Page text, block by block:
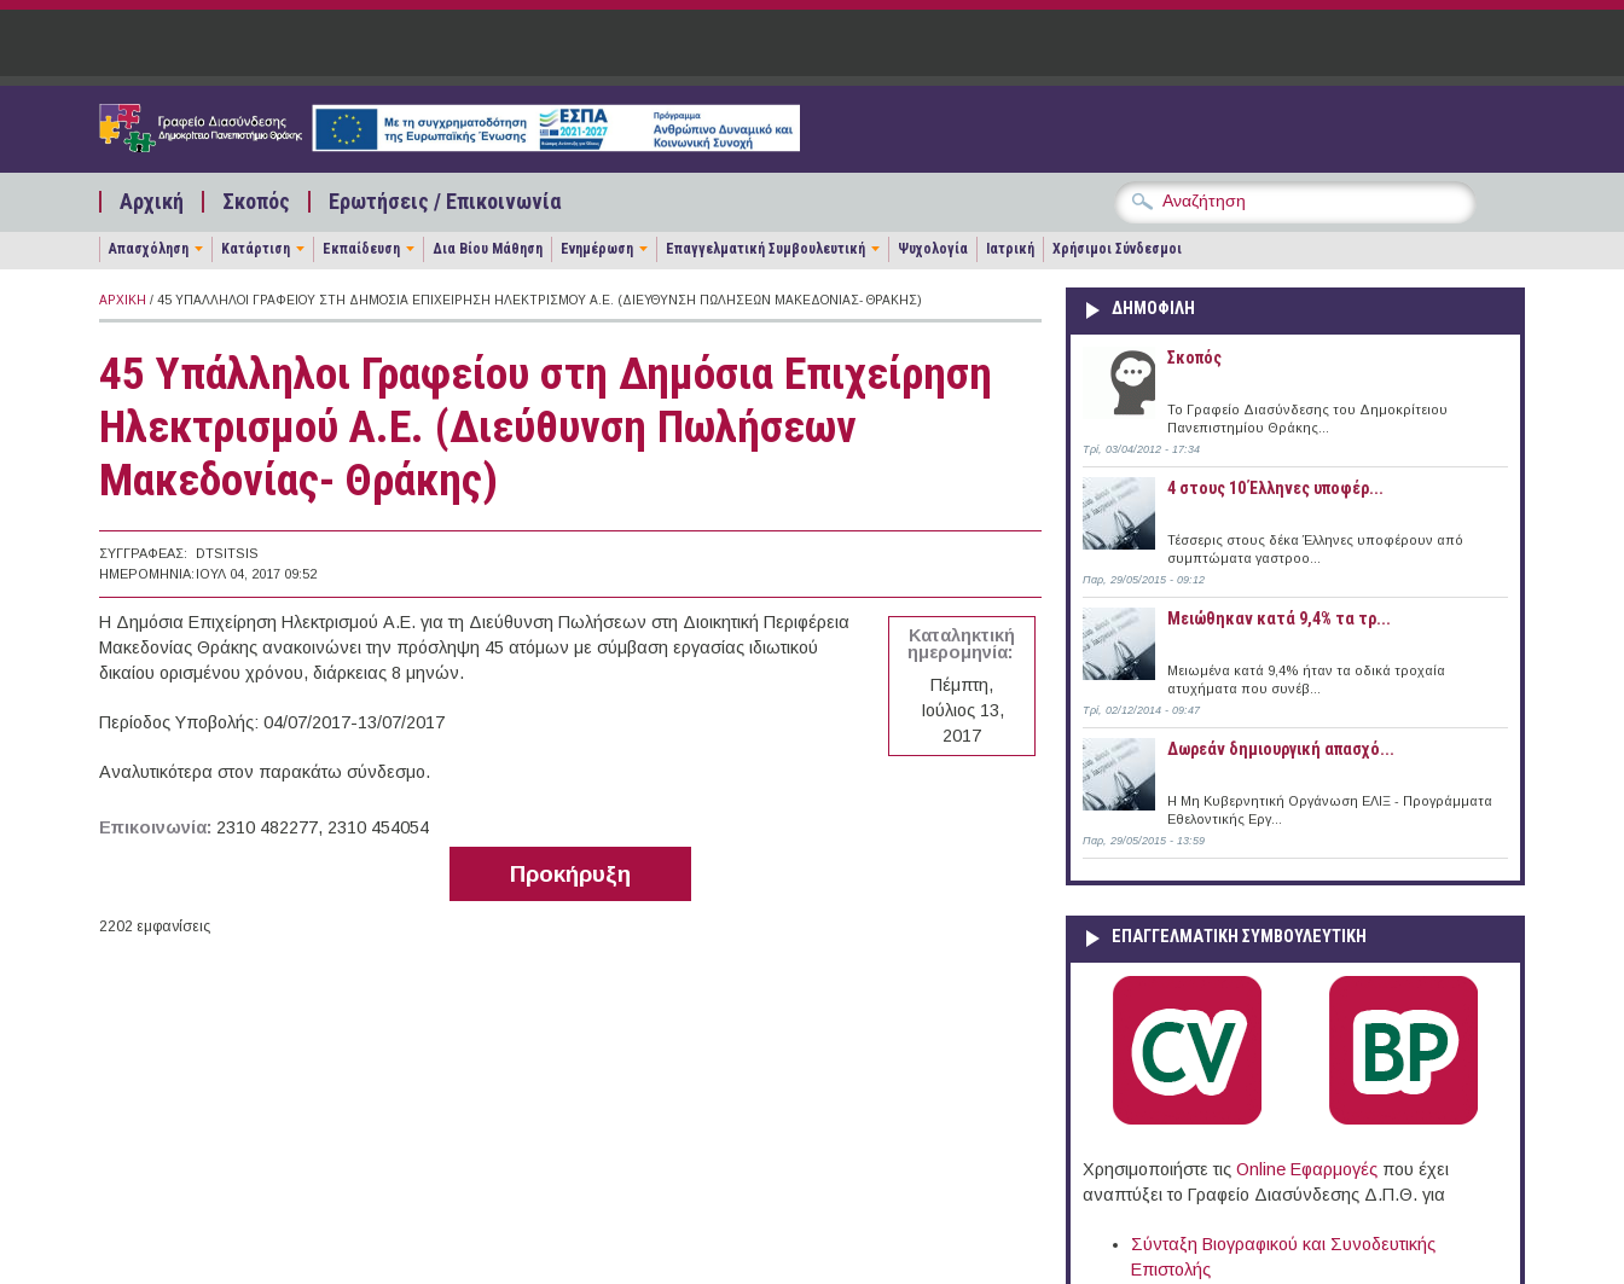
Παράκαμψη προς το κυρίως περιεχόμενο
Αρχική Σκοπός Ερωτήσεις / Επικοινωνία
Απασχόληση Κατάρτιση Εκπαίδευση Δια Βίου Μάθηση Ενημέρωση Επαγγελματική Συμβουλευτική Ψυχολογία Ιατρική Χρήσιμοι Σύνδεσμοι
ΑΡΧΙΚΉ / 45 YΠΆΛΛΗΛΟΙ ΓΡΑΦΕΊΟΥ ΣΤΗ ΔΗΜΌΣΙΑ ΕΠΙΧΕΊΡΗΣΗ ΗΛΕΚΤΡΙΣΜΟΎ Α.Ε. (ΔΙΕΎΘΥΝΣΗ ΠΩΛΉΣΕΩΝ ΜΑΚΕΔΟΝΊΑΣ- ΘΡΆΚΗΣ)
45 Yπάλληλοι Γραφείου στη Δημόσια Επιχείρηση
Ηλεκτρισμού Α.Ε. (Διεύθυνση Πωλήσεων
Μακεδονίας- Θράκης)
ΣΥΓΓΡΑΦΈΑΣ:
DTSITSIS
ΗΜΕΡΟΜΗΝΊΑ: ΙΟΥΛ 04, 2017 09:52
Καταληκτική
ημερομηνία:
Πέμπτη,
Ιούλιος 13,
2017
Η Δημόσια Επιχείρηση Ηλεκτρισμού Α.Ε. για τη Διεύθυνση Πωλήσεων στη Διοικητική Περιφέρεια
Μακεδονίας Θράκης ανακοινώνει την πρόσληψη 45 ατόμων με σύμβαση εργασίας ιδιωτικού
δικαίου ορισμένου χρόνου, διάρκειας 8 μηνών.
Περίοδος Υποβολής: 04/07/2017-13/07/2017
Αναλυτικότερα στον παρακάτω σύνδεσμο.
Επικοινωνία: 2310 482277, 2310 454054
Προκήρυξη
2202 εμφανίσεις
ΔΗΜΟΦΙΛΗ
Σκοπός
Το Γραφείο Διασύνδεσης του Δημοκρίτειου
Πανεπιστημίου Θράκης...
Τρί, 03/04/2012 - 17:34
4 στους 10 Έλληνες υποφέρ...
Τέσσερις στους δέκα Έλληνες υποφέρουν από
συμπτώματα γαστροο...
Παρ, 29/05/2015 - 09:12
Μειώθηκαν κατά 9,4% τα τρ...
Μειωμένα κατά 9,4% ήταν τα οδικά τροχαία
ατυχήματα που συνέβ...
Τρί, 02/12/2014 - 09:47
Δωρεάν δημιουργική απασχό...
Η Μη Κυβερνητική Οργάνωση ΕΛΙΞ - Προγράμματα
Εθελοντικής Εργ...
Παρ, 29/05/2015 - 13:59
ΕΠΑΓΓΕΛΜΑΤΙΚΉ ΣΥΜΒΟΥΛΕΥΤΙΚΉ
Χρησιμοποιήστε τις Online Eφαρμογές που έχει
αναπτύξει το Γραφείο Διασύνδεσης Δ.Π.Θ. για
Σύνταξη Βιογραφικού και Συνοδευτικής
Επιστολής